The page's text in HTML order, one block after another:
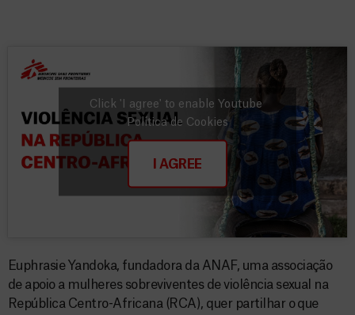
Click 'I agree' to enable Youtube
Política de Cookies
I AGREE
Euphrasie Yandoka, fundadora da ANAF, uma associação
de apoio a mulheres sobreviventes de violência sexual na
República Centro-Africana (RCA), quer partilhar o que